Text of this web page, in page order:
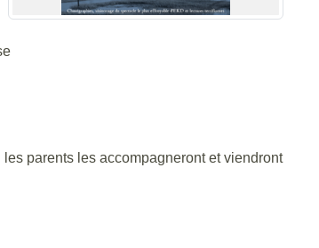
parents les accompagneront et viendront